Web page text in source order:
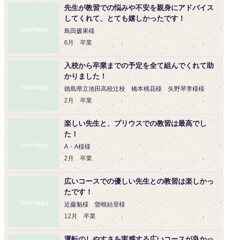
noimage
先生が教習での悩みや不安を親身にアドバイス
してくれて、とても嬉しかったです！
島田媛果様
6月 卒業
noimage
入校から卒業までの予定を全て組んでくれて助
かりました！
徳島県立池田高校辻校 橋本桃花様 矢野琴李様様
2月 卒業
noimage
楽しい先生と、プリウスでの教習は最高でし
た！
A・A様様
2月 卒業
noimage
広いコースでの優しい先生との教習は楽しかっ
たです！
近藤魁様 曽根結登様
12月 卒業